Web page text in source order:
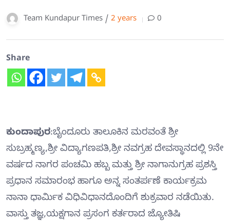
Team Kundapur Times / 2 years 0
Share
ಕುಂದಾಪುರ:ಬೈಂದೂರು ತಾಲೂಕಿನ ಮರವಂತೆ ಶ್ರೀ
ಸುಬ್ರಹ್ಮಣ್ಯ,ಶ್ರೀ ವಿದ್ಯಾಗಣಪತಿ,ಶ್ರೀ ನವಗ್ರಹ ದೇವಸ್ಥಾನದಲ್ಲಿ 9ನೇ
ವರ್ಷದ ನಾಗರ ಪಂಚಮಿ ಹಬ್ಬ ಮತ್ತು ಶ್ರೀ ನಾಗಾನುಗ್ರಹ ಪ್ರಶಸ್ತಿ
ಪ್ರಧಾನ ಸಮಾರಂಭ ಹಾಗೂ ಅನ್ನ ಸಂತರ್ಪಣೆ ಕಾರ್ಯಕ್ರಮ
ನಾನಾ ಧಾರ್ಮಿಕ ವಿಧಿವಿಧಾನದೊಂದಿಗೆ ಶುಕ್ರವಾರ ನಡೆಯಿತು.
ವಾಸ್ತು ತಜ್ಞ,ಯಕ್ಷಗಾನ ಪ್ರಸಂಗ ಕರ್ತರಾದ ಜ್ಯೋತಿಷಿ